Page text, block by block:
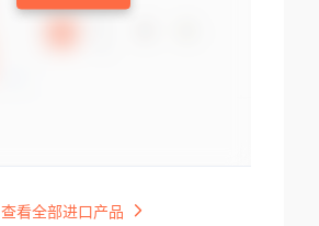
查看全部进口产品